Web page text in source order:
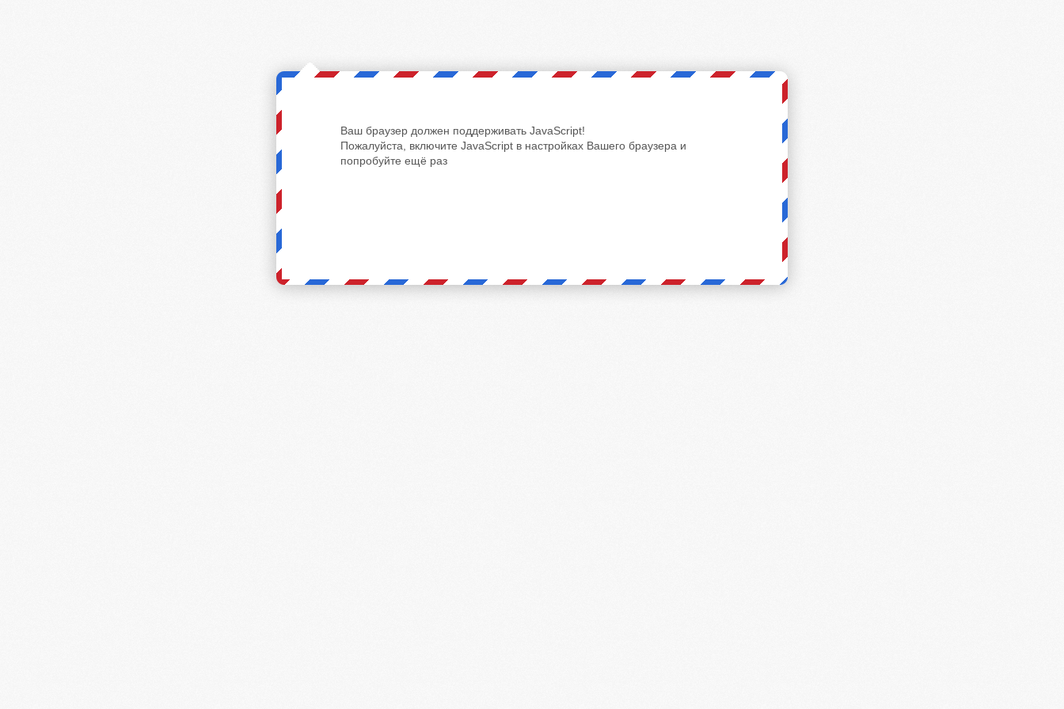
Ваш браузер должен поддерживать JavaScript!
Пожалуйста, включите JavaScript в настройках Вашего браузера и
попробуйте ещё раз